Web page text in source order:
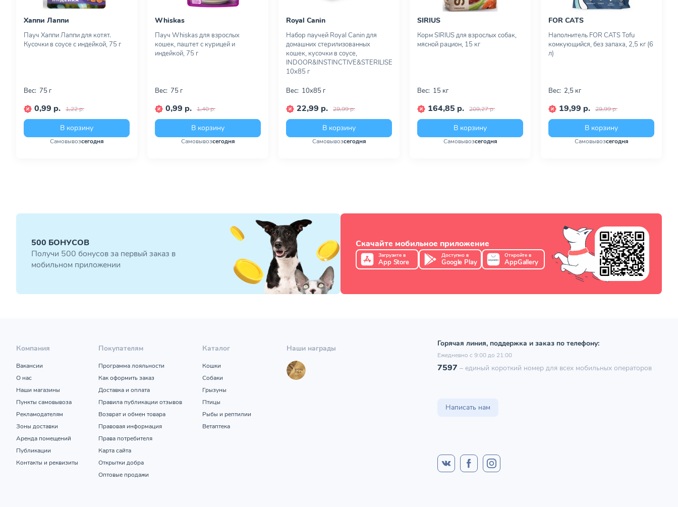
Хаппи Лаппи
Пауч Хаппи Лаппи для котят.
Кусочки в соусе с индейкой, 75 г
Вес: 75 г
0,99 р. 1,22 р.
В корзину
Самовывозсегодня
Whiskas
Пауч Whiskas для взрослых
кошек, паштет с курицей и
индейкой, 75 г
Вес: 75 г
0,99 р. 1,40 р.
В корзину
Самовывозсегодня
Royal Canin
Набор паучей Royal Canin для
домашних стерилизованных
кошек, кусочки в соусе,
INDOOR&INSTINCTIVE&STERILISED,
10х85 г
Вес: 10х85 г
22,99 р. 29,99 р.
В корзину
Самовывозсегодня
SIRIUS
Корм SIRIUS для взрослых собак,
мясной рацион, 15 кг
Вес: 15 кг
164,85 р. 209,27 р.
В корзину
Самовывозсегодня
FOR CATS
Наполнитель FOR CATS Tofu
комкующийся, без запаха, 2,5 кг (6
л)
Вес: 2,5 кг
19,99 р. 29,99 р.
В корзину
Самовывозсегодня
500 БОНУСОВ
Получи 500 бонусов за первый заказ в
мобильном приложении
Скачайте мобильное приложение
Загрузите в
App Store
Доступно в
Google Play
Откройте в
AppGallery
Горячая линия, поддержка и заказ по телефону:
Ежедневно с 9:00 до 21:00
7597 – единый короткий номер для всех мобильных операторов
Написать нам
Компания
Вакансии
О нас
Наши магазины
Пункты самовывоза
Рекламодателям
Зоны доставки
Аренда помещений
Публикации
Контакты и реквизиты
Покупателям
Программа лояльности
Как оформить заказ
Доставка и оплата
Правила публикации отзывов
Возврат и обмен товара
Правовая информация
Права потребителя
Карта сайта
Открытки добра
Оптовые продажи
Каталог
Кошки
Собаки
Грызуны
Птицы
Рыбы и рептилии
Ветаптека
Наши награды